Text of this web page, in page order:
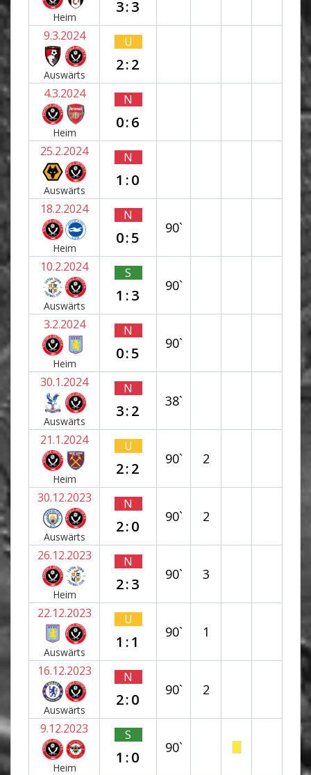
Heim
3:3
9.3.2024
Auswärts
U
2:2
4.3.2024
Heim
N
0:6
25.2.2024
Auswärts
N
1:0
18.2.2024
Heim
N
0:5
90`
10.2.2024
Auswärts
S
1:3
90`
3.2.2024
Heim
N
0:5
90`
30.1.2024
Auswärts
N
3:2
38`
21.1.2024
Heim
U
2:2
90` 2
30.12.2023
Auswärts
N
2:0
90` 2
26.12.2023
Heim
N
2:3
90` 3
22.12.2023
Auswärts
U
1:1
90` 1
16.12.2023
Auswärts
N
2:0
90` 2
9.12.2023
Heim
S
1:0
90`